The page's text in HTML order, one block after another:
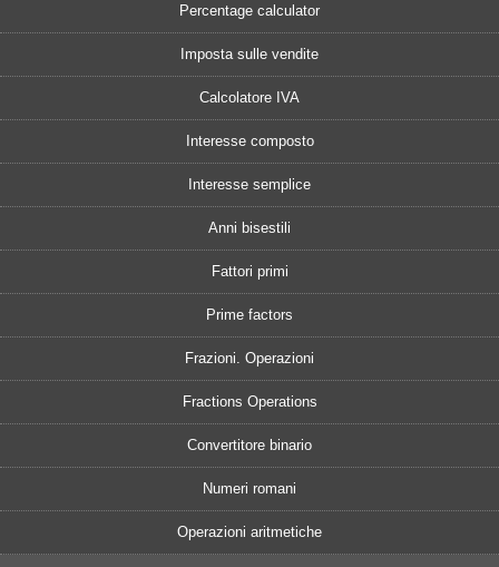
Percentage calculator
Imposta sulle vendite
Calcolatore IVA
Interesse composto
Interesse semplice
Anni bisestili
Fattori primi
Prime factors
Frazioni. Operazioni
Fractions Operations
Convertitore binario
Numeri romani
Operazioni aritmetiche